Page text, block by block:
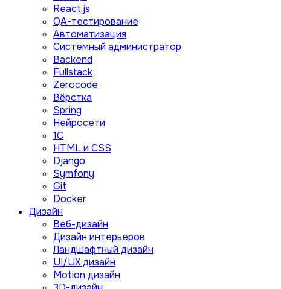
React.js
QA-тестирование
Автоматизация
Системный администратор
Backend
Fullstack
Zerocode
Вёрстка
Spring
Нейросети
1C
HTML и CSS
Django
Symfony
Git
Docker
Дизайн
Веб-дизайн
Дизайн интерьеров
Ландшафтный дизайн
UI/UX дизайн
Motion дизайн